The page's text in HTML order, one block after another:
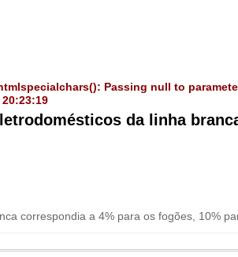
Passing null to
20:23:19
da linha
correspondia a 4% para os fogões, 10%